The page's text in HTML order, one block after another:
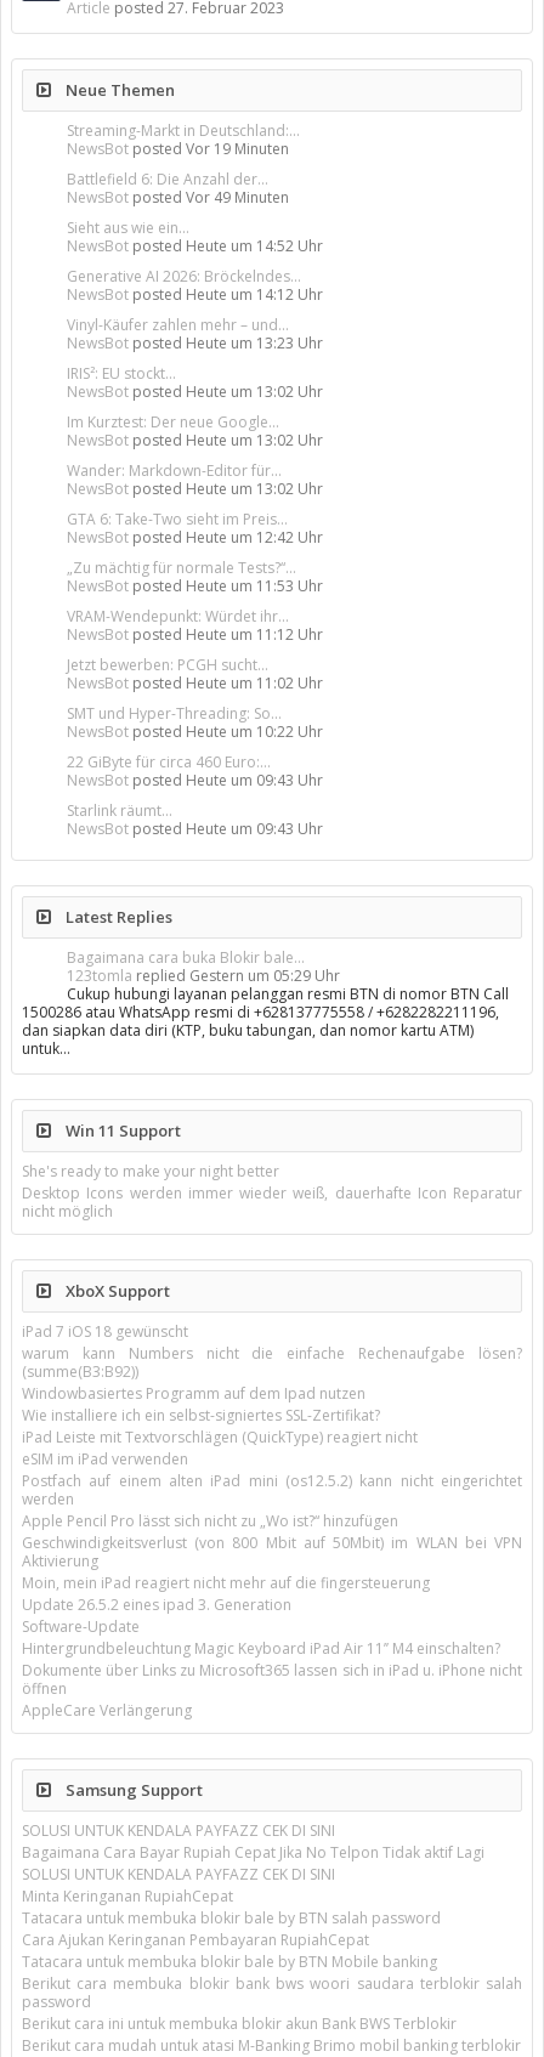
Article posted 27. Februar 2023
Neue Themen
Streaming-Markt in Deutschland:...
NewsBot posted Vor 19 Minuten
Battlefield 6: Die Anzahl der...
NewsBot posted Vor 49 Minuten
Sieht aus wie ein...
NewsBot posted Heute um 14:52 Uhr
Generative AI 2026: Bröckelndes...
NewsBot posted Heute um 14:12 Uhr
Vinyl-Käufer zahlen mehr – und...
NewsBot posted Heute um 13:23 Uhr
IRIS²: EU stockt...
NewsBot posted Heute um 13:02 Uhr
Im Kurztest: Der neue Google...
NewsBot posted Heute um 13:02 Uhr
Wander: Markdown-Editor für...
NewsBot posted Heute um 13:02 Uhr
GTA 6: Take-Two sieht im Preis...
NewsBot posted Heute um 12:42 Uhr
„Zu mächtig für normale Tests?“...
NewsBot posted Heute um 11:53 Uhr
VRAM-Wendepunkt: Würdet ihr...
NewsBot posted Heute um 11:12 Uhr
Jetzt bewerben: PCGH sucht...
NewsBot posted Heute um 11:02 Uhr
SMT und Hyper-Threading: So...
NewsBot posted Heute um 10:22 Uhr
22 GiByte für circa 460 Euro:...
NewsBot posted Heute um 09:43 Uhr
Starlink räumt...
NewsBot posted Heute um 09:43 Uhr
Latest Replies
Bagaimana cara buka Blokir bale...
123tomla replied Gestern um 05:29 Uhr
Cukup hubungi layanan pelanggan resmi BTN di nomor BTN Call
1500286 atau WhatsApp resmi di +628137775558 / +6282282211196,
dan siapkan data diri (KTP, buku tabungan, dan nomor kartu ATM)
untuk…
Win 11 Support
She's ready to make your night better
Desktop Icons werden immer wieder weiß, dauerhafte Icon Reparatur
nicht möglich
XboX Support
iPad 7 iOS 18 gewünscht
warum kann Numbers nicht die einfache Rechenaufgabe lösen?
(summe(B3:B92))
Windowbasiertes Programm auf dem Ipad nutzen
Wie installiere ich ein selbst-signiertes SSL-Zertifikat?
iPad Leiste mit Textvorschlägen (QuickType) reagiert nicht
eSIM im iPad verwenden
Postfach auf einem alten iPad mini (os12.5.2) kann nicht eingerichtet
werden
Apple Pencil Pro lässt sich nicht zu „Wo ist?“ hinzufügen
Geschwindigkeitsverlust (von 800 Mbit auf 50Mbit) im WLAN bei VPN
Aktivierung
Moin, mein iPad reagiert nicht mehr auf die fingersteuerung
Update 26.5.2 eines ipad 3. Generation
Software-Update
Hintergrundbeleuchtung Magic Keyboard iPad Air 11’’ M4 einschalten?
Dokumente über Links zu Microsoft365 lassen sich in iPad u. iPhone nicht
öffnen
AppleCare Verlängerung
Samsung Support
SOLUSI UNTUK KENDALA PAYFAZZ CEK DI SINI
Bagaimana Cara Bayar Rupiah Cepat Jika No Telpon Tidak aktif Lagi
SOLUSI UNTUK KENDALA PAYFAZZ CEK DI SINI
Minta Keringanan RupiahCepat
Tatacara untuk membuka blokir bale by BTN salah password
Cara Ajukan Keringanan Pembayaran RupiahCepat
Tatacara untuk membuka blokir bale by BTN Mobile banking
Berikut cara membuka blokir bank bws woori saudara terblokir salah
password
Berikut cara ini untuk membuka blokir akun Bank BWS Terblokir
Berikut cara mudah untuk atasi M-Banking Brimo mobil banking terblokir